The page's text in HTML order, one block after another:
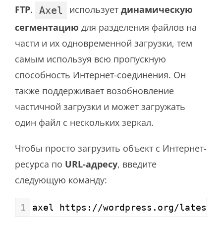
FTP. Axel использует динамическую
сегментацию для разделения файлов на
части и их одновременной загрузки, тем
самым используя всю пропускную
способность Интернет-соединения. Он
также поддерживает возобновление
частичной загрузки и может загружать
один файл с нескольких зеркал.
Чтобы просто загрузить объект с Интернет-
ресурса по URL-адресу, введите
следующую команду:
1 axel https://wordpress.org/